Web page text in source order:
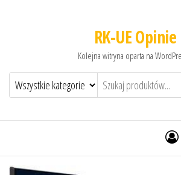
RK-UE Opinie
Kolejna witryna oparta na